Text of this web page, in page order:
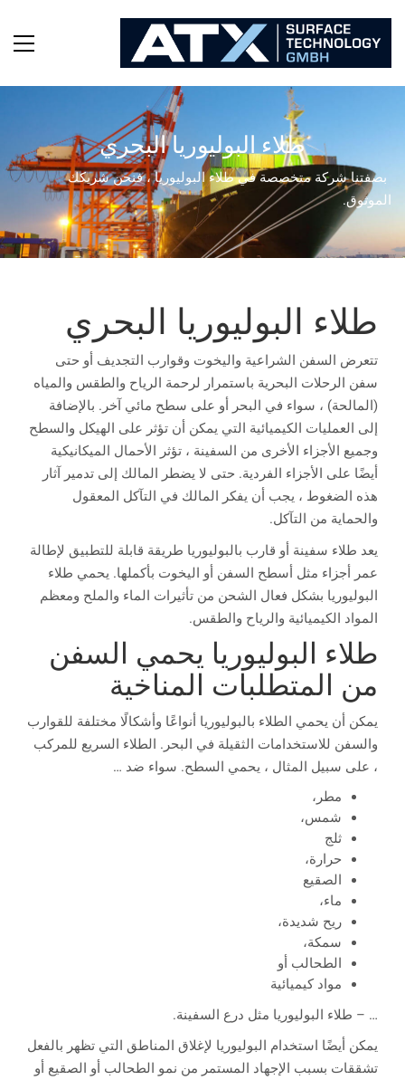
طلاء البوليوريا البحري
بصفتنا شركة متخصصة في طلاء البوليوريا ، فنحن شريكك
الموثوق.
طلاء البوليوريا البحري
تتعرض السفن الشراعية واليخوت وقوارب التجديف أو حتى
سفن الرحلات البحرية باستمرار لرحمة الرياح والطقس والمياه
(المالحة) ، سواء في البحر أو على سطح مائي آخر. بالإضافة
إلى العمليات الكيميائية التي يمكن أن تؤثر على الهيكل والسطح
وجميع الأجزاء الأخرى من السفينة ، تؤثر الأحمال الميكانيكية
أيضًا على الأجزاء الفردية. حتى لا يضطر المالك إلى تدمير آثار
هذه الضغوط ، يجب أن يفكر المالك في التآكل المعقول
والحماية من التآكل.
يعد طلاء سفينة أو قارب بالبوليوريا طريقة قابلة للتطبيق لإطالة
عمر أجزاء مثل أسطح السفن أو اليخوت بأكملها. يحمي طلاء
البوليوريا بشكل فعال الشحن من تأثيرات الماء والملح ومعظم
المواد الكيميائية والرياح والطقس.
طلاء البوليوريا يحمي السفن
من المتطلبات المناخية
يمكن أن يحمي الطلاء بالبوليوريا أنواعًا وأشكالًا مختلفة للقوارب
والسفن للاستخدامات الثقيلة في البحر. الطلاء السريع للمركب
، على سبيل المثال ، يحمي السطح. سواء ضد …
مطر،
شمس،
ثلج
حرارة،
الصقيع
ماء،
ريح شديدة،
سمكة،
الطحالب أو
مواد كيميائية
… – طلاء البوليوريا مثل درع السفينة.
يمكن أيضًا استخدام البوليوريا لإغلاق المناطق التي تظهر بالفعل
تشققات بسبب الإجهاد المستمر من نمو الطحالب أو الصقيع أو